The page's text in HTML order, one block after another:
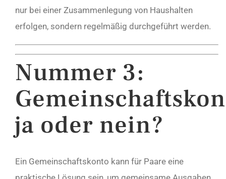
nur bei einer Zusammenlegung von Haushalten
erfolgen, sondern regelmäßig durchgeführt werden.
Nummer 3:
ja oder nein?
Ein Gemeinschaftskonto kann für Paare eine